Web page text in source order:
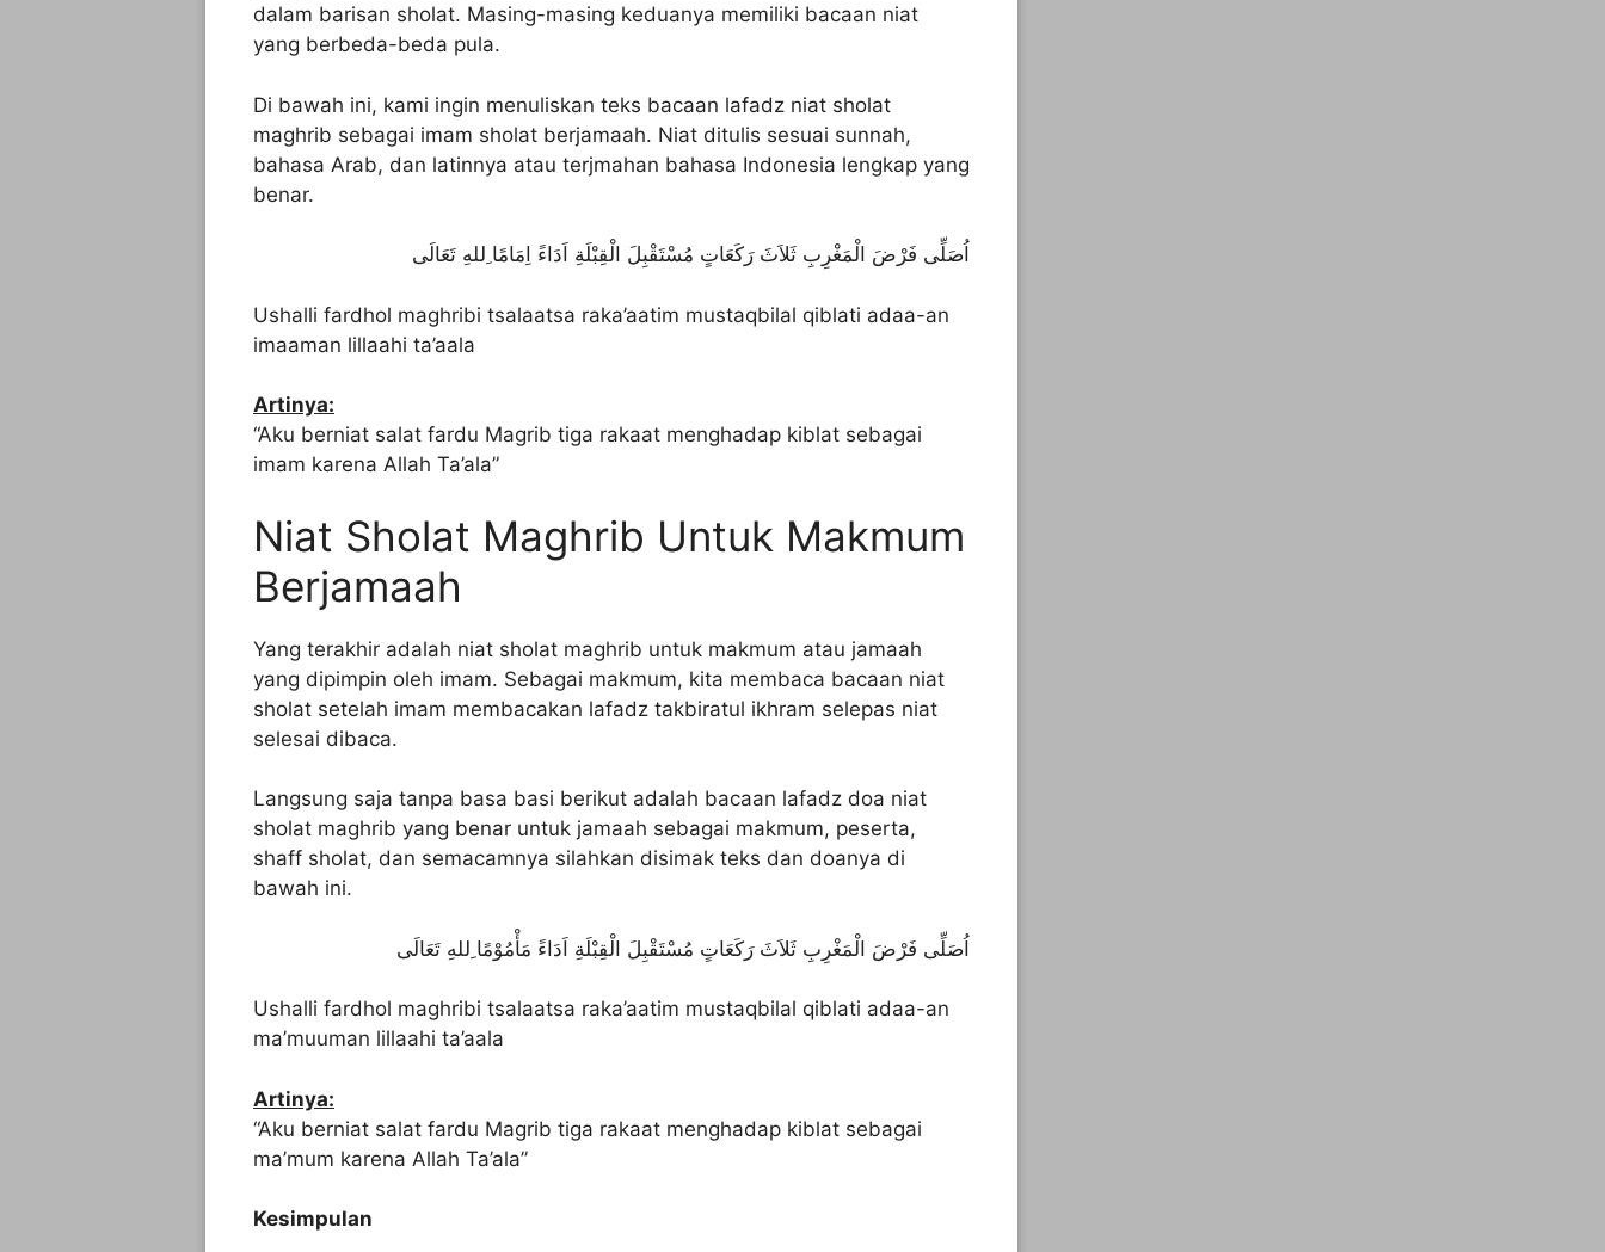
dalam barisan sholat. Masing-masing keduanya memiliki bacaan niat
yang berbeda-beda pula.
Di bawah ini, kami ingin menuliskan teks bacaan lafadz niat sholat
maghrib sebagai imam sholat berjamaah. Niat ditulis sesuai sunnah,
bahasa Arab, dan latinnya atau terjmahan bahasa Indonesia lengkap yang
benar.
اُصَلِّى فَرْضَ الْمَغْرِبِ ثَلاَثَ رَكَعَاتٍ مُسْتَقْبِلَ الْقِبْلَةِ اَدَاءً اِمَامًا ِللهِ تَعَالَى
Ushalli fardhol maghribi tsalaatsa raka’aatim mustaqbilal qiblati adaa-an
imaaman lillaahi ta’aala
Artinya:
“Aku berniat salat fardu Magrib tiga rakaat menghadap kiblat sebagai
imam karena Allah Ta’ala”
Niat Sholat Maghrib Untuk Makmum
Berjamaah
Yang terakhir adalah niat sholat maghrib untuk makmum atau jamaah
yang dipimpin oleh imam. Sebagai makmum, kita membaca bacaan niat
sholat setelah imam membacakan lafadz takbiratul ikhram selepas niat
selesai dibaca.
Langsung saja tanpa basa basi berikut adalah bacaan lafadz doa niat
sholat maghrib yang benar untuk jamaah sebagai makmum, peserta,
shaff sholat, dan semacamnya silahkan disimak teks dan doanya di
bawah ini.
اُصَلِّى فَرْضَ الْمَغْرِبِ ثَلاَثَ رَكَعَاتٍ مُسْتَقْبِلَ الْقِبْلَةِ اَدَاءً مَأْمُوْمًا ِللهِ تَعَالَى
Ushalli fardhol maghribi tsalaatsa raka’aatim mustaqbilal qiblati adaa-an
ma’muuman lillaahi ta’aala
Artinya:
“Aku berniat salat fardu Magrib tiga rakaat menghadap kiblat sebagai
ma’mum karena Allah Ta’ala”
Kesimpulan